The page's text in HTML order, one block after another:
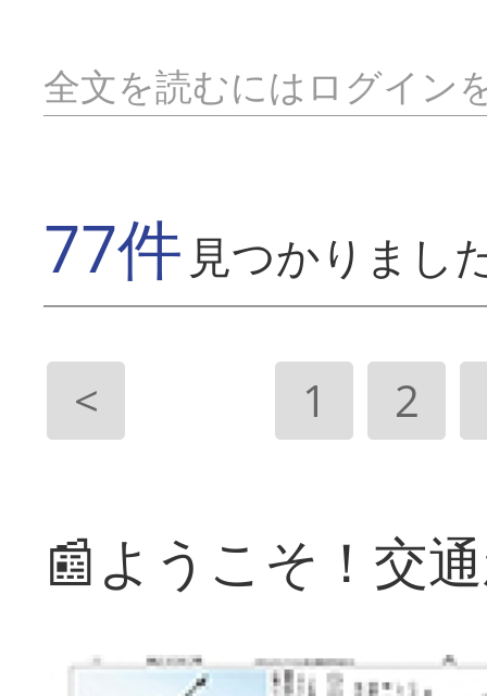
全文を読むにはログイン
77件 見つかりまし
< 1 2
📰ようこそ！交